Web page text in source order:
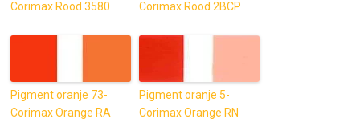
Corimax Rood 3580
Corimax Rood 2BCP
Pigment oranje 73-
Corimax Orange RA
Pigment oranje 5-
Corimax Orange RN